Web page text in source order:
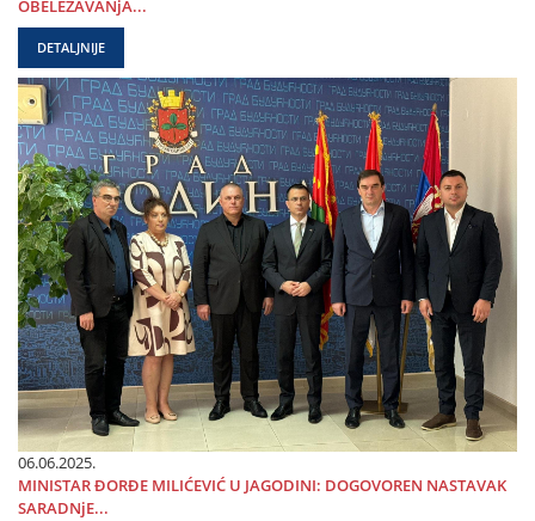
OBELEŽAVANjA...
DETALJNIJE
06.06.2025.
MINISTAR ĐORĐE MILIĆEVIĆ U ЈAGODINI: DOGOVOREN NASTAVAK
SARADNjE...